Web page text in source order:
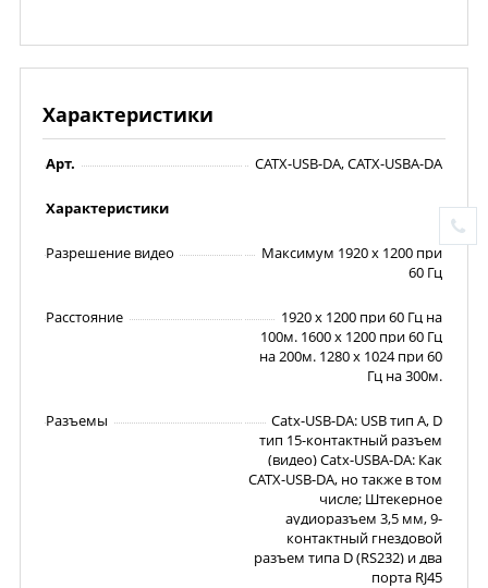
Характеристики
Арт. CATX-USB-DA, CATX-USBA-DA
Характеристики
Разрешение видео
Максимум 1920 x 1200 при
60 Гц
Расстояние
1920 x 1200 при 60 Гц на
100м. 1600 x 1200 при 60 Гц
на 200м. 1280 x 1024 при 60
Гц на 300м.
Разъемы
Catx-USB-DA: USB тип A, D
тип 15-контактный разъем
(видео) Catx-USBA-DA: Как
CATX-USB-DA, но также в том
числе; Штекерное
аудиоразъем 3,5 мм, 9-
контактный гнездовой
разъем типа D (RS232) и два
порта RJ45